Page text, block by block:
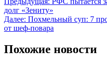
долг «Зениту»
Далее: Похмельный суп: 7
от шеф-повара
Похожие новости